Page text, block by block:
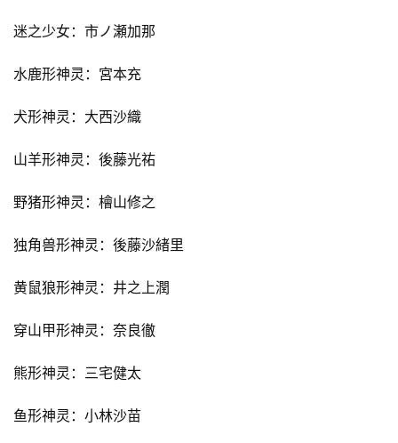
迷之少女：市ノ瀬加那
水鹿形神灵：宮本充
犬形神灵：大西沙織
山羊形神灵：後藤光祐
野猪形神灵：檜山修之
独角兽形神灵：後藤沙緒里
黄鼠狼形神灵：井之上潤
穿山甲形神灵：奈良徹
熊形神灵：三宅健太
鱼形神灵：小林沙苗